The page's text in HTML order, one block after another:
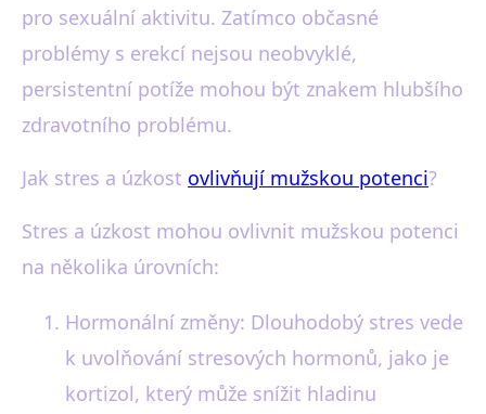
pro sexuální aktivitu. Zatímco občasné
problémy s erekcí nejsou neobvyklé,
persistentní potíže mohou být znakem hlubšího
zdravotního problému.
Jak stres a úzkost ovlivňují mužskou potenci?
Stres a úzkost mohou ovlivnit mužskou potenci
na několika úrovních:
Hormonální změny: Dlouhodobý stres vede
k uvolňování stresových hormonů, jako je
kortizol, který může snížit hladinu